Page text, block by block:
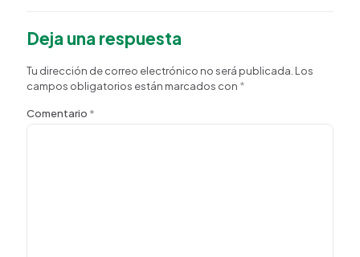
Deja una respuesta
Tu dirección de correo electrónico no será publicada. Los
campos obligatorios están marcados con *
Comentario *